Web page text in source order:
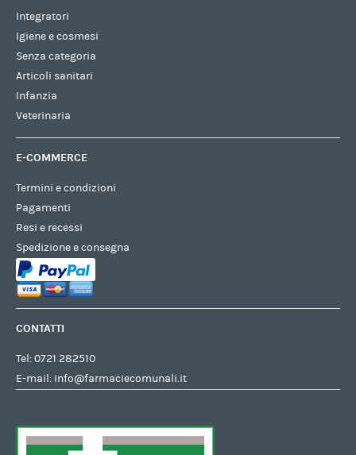
Integratori
Igiene e cosmesi
Senza categoria
Articoli sanitari
Infanzia
Veterinaria
E-COMMERCE
Termini e condizioni
Pagamenti
Resi e recessi
Spedizione e consegna
CONTATTI
Tel:0721 282510
E-mail: info@farmaciecomunali.it